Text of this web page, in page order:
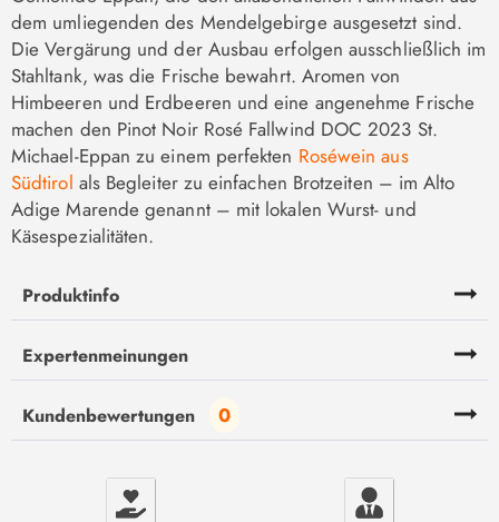
dem umliegenden des Mendelgebirge ausgesetzt sind.
Die Vergärung und der Ausbau erfolgen ausschließlich im
Stahltank, was die Frische bewahrt. Aromen von
Himbeeren und Erdbeeren und eine angenehme Frische
machen den Pinot Noir Rosé Fallwind DOC 2023 St.
Michael-Eppan zu einem perfekten Roséwein aus
Südtirol als Begleiter zu einfachen Brotzeiten – im Alto
Adige Marende genannt – mit lokalen Wurst- und
Käsespezialitäten.
Produktinfo
Expertenmeinungen
Kundenbewertungen 0